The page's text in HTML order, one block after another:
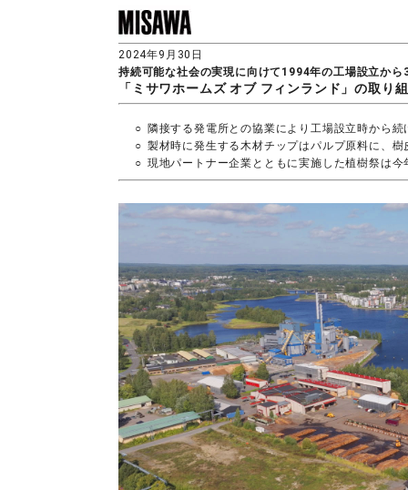
2024年9月30日
持続可能な社会の実現に向けて1994年の工場設立から
「ミサワホームズ オブ フィンランド」の取り
隣接する発電所との協業により工場設立時から
製材時に発生する木材チップはパルプ原料に、
現地パートナー企業とともに実施した植樹祭は